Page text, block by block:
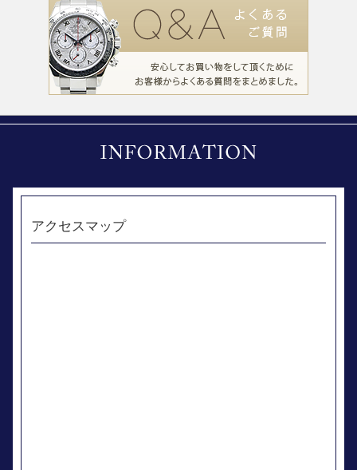
アクセスマップ